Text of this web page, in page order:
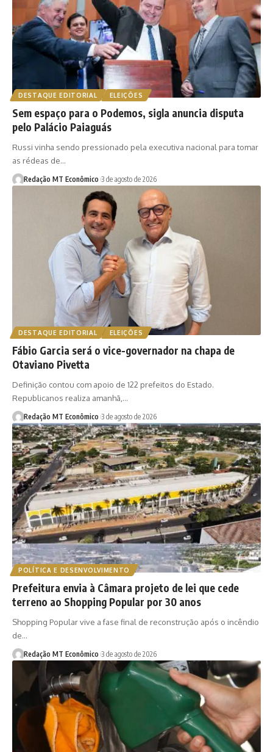
DESTAQUE EDITORIAL ELEIÇÕES
Sem espaço para o Podemos, sigla anuncia disputa
pelo Palácio Paiaguás
Russi vinha sendo pressionado pela executiva nacional para tomar
as rédeas de…
Redação MT Econômico 3 de agosto de 2026
DESTAQUE EDITORIAL ELEIÇÕES
Fábio Garcia será o vice-governador na chapa de
Otaviano Pivetta
Definição contou com apoio de 122 prefeitos do Estado.
Republicanos realiza amanhã,…
Redação MT Econômico 3 de agosto de 2026
POLÍTICA E DESENVOLVIMENTO
Prefeitura envia à Câmara projeto de lei que cede
terreno ao Shopping Popular por 30 anos
Shopping Popular vive a fase final de reconstrução após o incêndio
de…
Redação MT Econômico 3 de agosto de 2026